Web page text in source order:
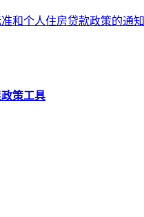
和个人住房贷款政策的通知
策工具